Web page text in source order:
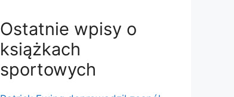
Ostatnie wpisy o
książkach
sportowych